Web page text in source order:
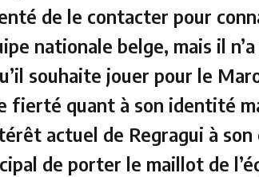
de le contacter pour
nationale belge, mais il
souhaite jouer pour le
fierté quant à son identité
actuel de Regragui à
de porter le maillot de